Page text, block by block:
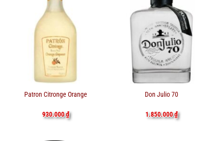
Patron Citronge Orange
930.000₫
Don Julio 70
1.850.000₫